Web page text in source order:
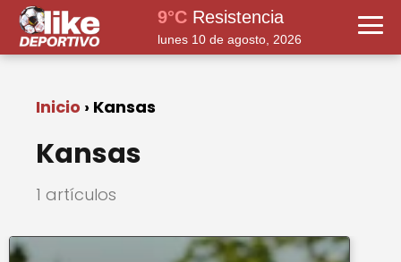
9°CResistencia
lunes 10 de agosto, 2026
Inicio Kansas
Kansas
1 artículos